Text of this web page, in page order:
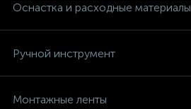
Оснастка и расходные материалы
Ручной инструмент
Монтажные ленты